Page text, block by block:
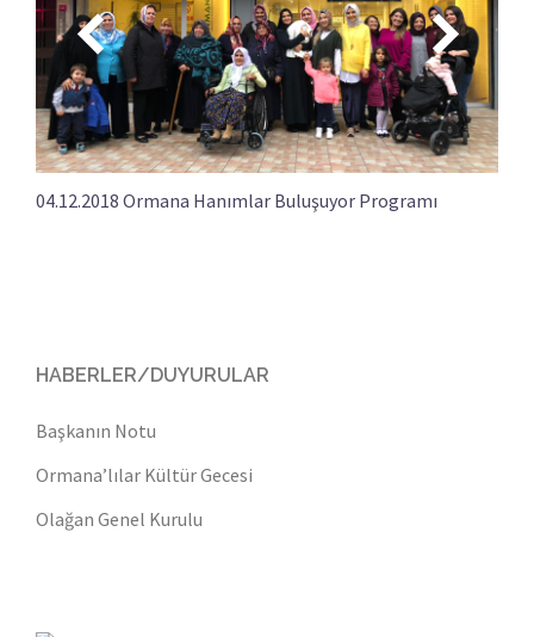
04.12.2018 Ormana Hanımlar Buluşuyor Programı
HABERLER/DUYURULAR
Başkanın Notu
Ormana’lılar Kültür Gecesi
Olağan Genel Kurulu